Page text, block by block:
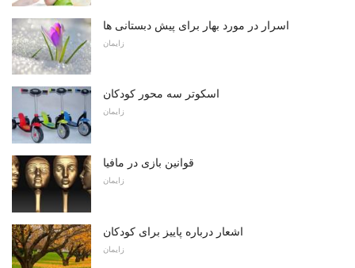
اسرار در مورد بهار برای پیش دبستانی ها
زایمان
اسکوتر سه محور کودکان
زایمان
قوانین بازی در مافیا
زایمان
اشعار درباره پاییز برای کودکان
زایمان